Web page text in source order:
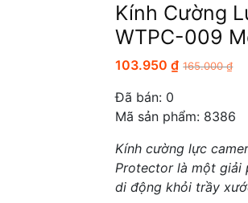
Kính Cường
WTPC-009
103.950₫ 165.000₫
Đã bán: 0
Mã sản phẩm: 8386
Kính cường lực
Protector là một giải
di động khỏi trầy